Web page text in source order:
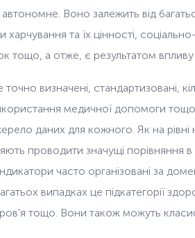
Воно залежить від
та їх цінності,
тощо, а отже, є результатом
точно визначені, стандартизовані,
медичної допомоги
даних для кожного. Як на
проводити значущі порівняння
часто організовані за
випадках це підкатегорії
тощо. Вони також можуть